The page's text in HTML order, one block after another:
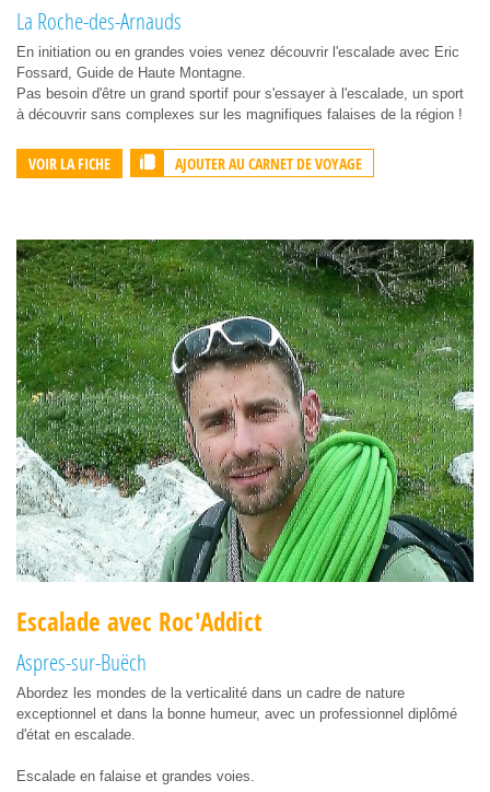
La Roche-des-Arnauds
En initiation ou en grandes voies venez découvrir l'escalade avec Eric
Fossard, Guide de Haute Montagne.
Pas besoin d'être un grand sportif pour s'essayer à l'escalade, un sport
à découvrir sans complexes sur les magnifiques falaises de la région !
VOIR LA FICHE AJOUTER AU CARNET DE VOYAGE
Escalade avec Roc'Addict
Aspres-sur-Buëch
Abordez les mondes de la verticalité dans un cadre de nature
exceptionnel et dans la bonne humeur, avec un professionnel diplômé
d'état en escalade.
Escalade en falaise et grandes voies.